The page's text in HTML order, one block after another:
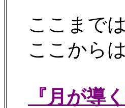
ここまで
ここから
『月が導